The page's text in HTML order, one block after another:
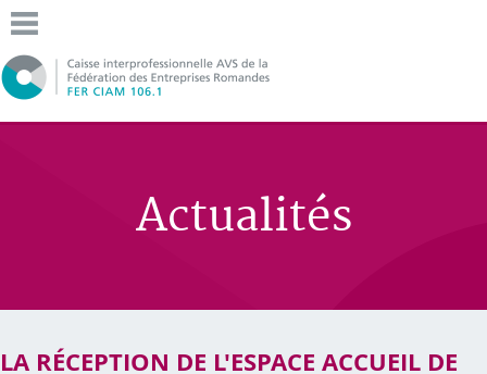
Actualités
LA RÉCEPTION DE L'ESPACE ACCUEIL DE